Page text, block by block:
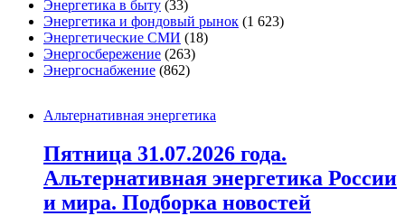
Энергетика в быту (33)
Энергетика и фондовый рынок (1 623)
Энергетические СМИ (18)
Энергосбережение (263)
Энергоснабжение (862)
Альтернативная энергетика
Пятница 31.07.2026 года.
Альтернативная энергетика России
и мира. Подборка новостей